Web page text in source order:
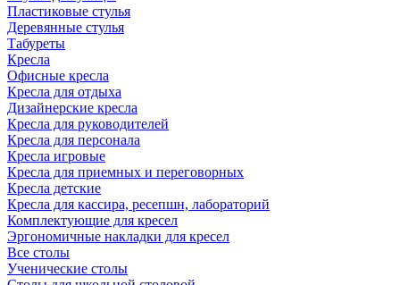
Пластиковые стулья
Деревянные стулья
Табуреты
Кресла
Офисные кресла
Кресла для отдыха
Дизайнерские кресла
Кресла для руководителей
Кресла для персонала
Кресла игровые
Кресла для приемных и переговорных
Кресла детские
Кресла для кассира, ресепшн, лабораторий
Комплектующие для кресел
Эргономичные накладки для кресел
Все столы
Ученические столы